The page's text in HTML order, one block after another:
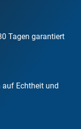
Tagen garantiert
auf Echtheit und